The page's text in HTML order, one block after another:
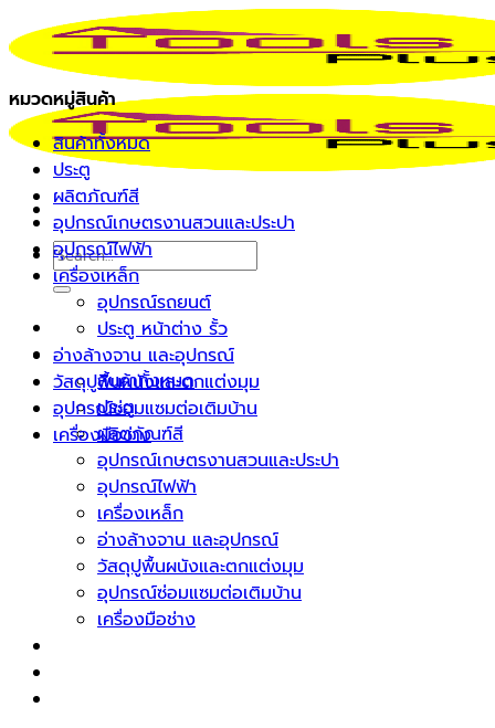
to
content
Search
for:
หน้าแรก
รายการสินค้า
สินค้าทั้งหมด
ประตู
ผลิตภัณฑ์สี
อุปกรณ์เกษตรงานสวนและประปา
อุปกรณ์ไฟฟ้า
เครื่องเหล็ก
อ่างล้างจาน และอุปกรณ์
วัสดุปูพื้นผนังและตกแต่งมุม
อุปกรณ์ซ่อมแซมต่อเติมบ้าน
เครื่องมือช่าง
หมวดหมู่สินค้า
สินค้าทั้งหมด
ประตู
ผลิตภัณฑ์สี
อุปกรณ์เกษตรงานสวนและประปา
อุปกรณ์ไฟฟ้า
เครื่องเหล็ก
อุปกรณ์รถยนต์
ประตู หน้าต่าง รั้ว
อ่างล้างจาน และอุปกรณ์
วัสดุปูพื้นผนังและตกแต่งมุม
อุปกรณ์ซ่อมแซมต่อเติมบ้าน
เครื่องมือช่าง